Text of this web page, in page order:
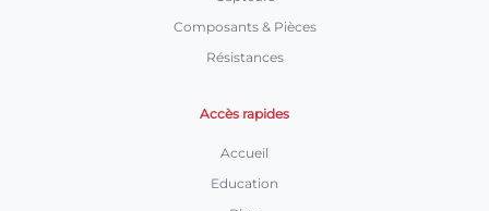
Composants & Pièces
Résistances
Accès rapides
Accueil
Education